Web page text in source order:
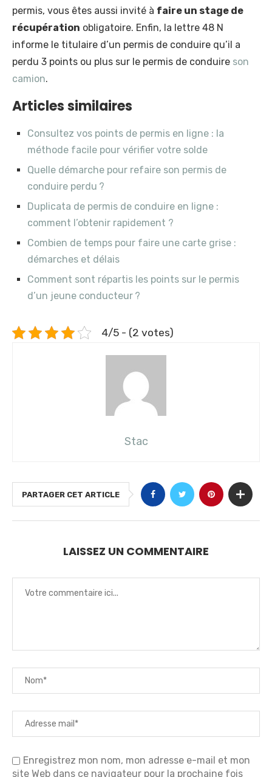
permis, vous êtes aussi invité à faire un stage de
récupération obligatoire. Enfin, la lettre 48 N
informe le titulaire d’un permis de conduire qu’il a
perdu 3 points ou plus sur le permis de conduire son
camion.
Articles similaires
Consultez vos points de permis en ligne : la
méthode facile pour vérifier votre solde
Quelle démarche pour refaire son permis de
conduire perdu ?
Duplicata de permis de conduire en ligne :
comment l’obtenir rapidement ?
Combien de temps pour faire une carte grise :
démarches et délais
Comment sont répartis les points sur le permis
d’un jeune conducteur ?
4/5 - (2 votes)
Stac
PARTAGER CET ARTICLE
LAISSEZ UN COMMENTAIRE
Enregistrez mon nom, mon adresse e-mail et mon
site Web dans ce navigateur pour la prochaine fois